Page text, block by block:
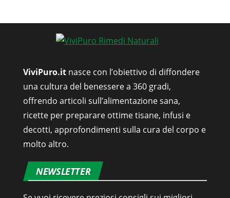
ViviPuro.it nasce con l’obiettivo di diffondere
una cultura del benessere a 360 gradi,
offrendo articoli sull’alimentazione sana,
ricette per preparare ottime tisane, infusi e
decotti, approfondimenti sulla cura del corpo e
molto altro.
NEWSLETTER